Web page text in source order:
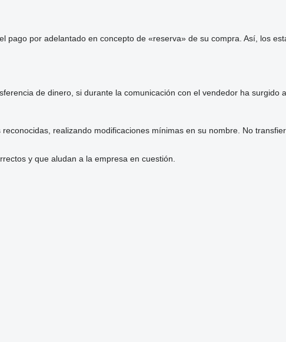
por adelantado en concepto de «reserva» de su compra. Así, los
de dinero, si durante la comunicación con el vendedor ha surgido
realizando modificaciones mínimas en su nombre. No
y que aludan a la empresa en cuestión.